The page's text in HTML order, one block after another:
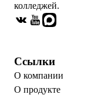
колледжей.
Ссылки
О компании
О продукте